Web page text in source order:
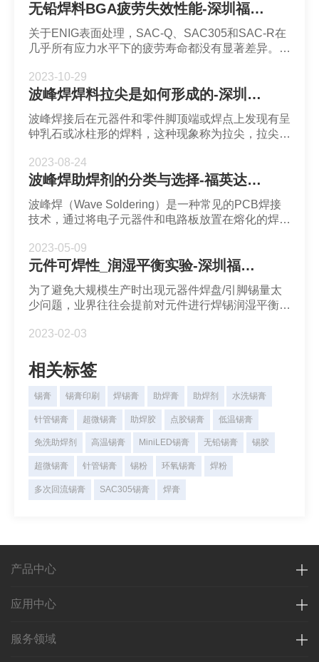
无铅焊料BGA疲劳失效性能-深圳福英达
关于ENIG表面处理，SAC-Q、SAC305和SAC-R在
几乎所有应力水平下的疲劳寿命都没有显著差异。此
在较高应力水平下，这意味着OSP能使焊点和铜焊
盘之间的连接更加牢固。
2023-10-29
波峰焊焊料拉尖是如何形成的-深圳市福英达
波峰焊接后在元器件和零件脚顶端或焊点上发现有呈
钟乳石或冰柱形的焊料，这种现象称为拉尖，拉尖大
2023-08-24
波峰焊助焊剂的分类与选择-福英达助焊剂
波峰焊（Wave Soldering）是一种常见的PCB焊接
技术，通过将电子元器件和电路板放置在熔化的焊锡
高焊接质量和效率。
2023-05-09
元件可焊性_润湿平衡实验-深圳福英达
为了避免大规模生产时出现元器件焊盘/引脚锡量太
少问题，业界往往会提前对元件进行焊锡润湿平衡实
PCBA的可焊性是否能够满足使用要求，并由此判断
锡槽法。
2023-02-03
相关标签
锡膏 锡膏印刷 焊锡膏 助焊膏 助焊剂 水洗锡膏
针管锡膏 超微锡膏 助焊胶 点胶锡膏 低温锡膏
免洗助焊剂 高温锡膏 MiniLED锡膏 无铅锡膏 锡胶
超微锡膏 针管锡膏 锡粉 环氧锡膏 焊粉
多次回流锡膏 SAC305锡膏 焊膏
产品中心
应用中心
服务领域